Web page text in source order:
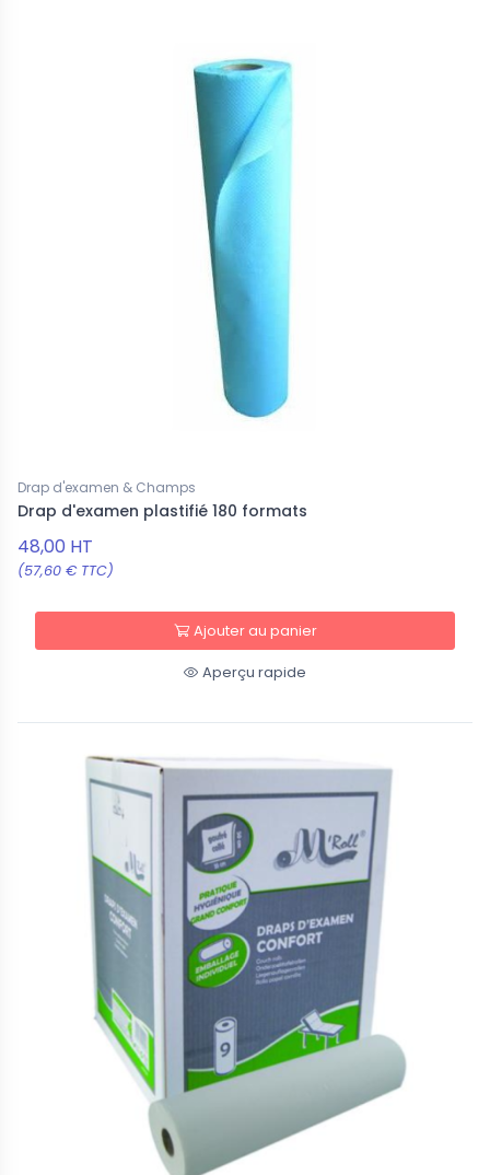
Drap d'examen & Champs
Drap d'examen plastifié 180 formats
48,00 HT
(57,60 € TTC)
Ajouter au panier
Aperçu rapide